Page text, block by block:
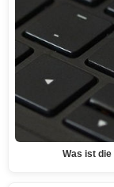
Was ist